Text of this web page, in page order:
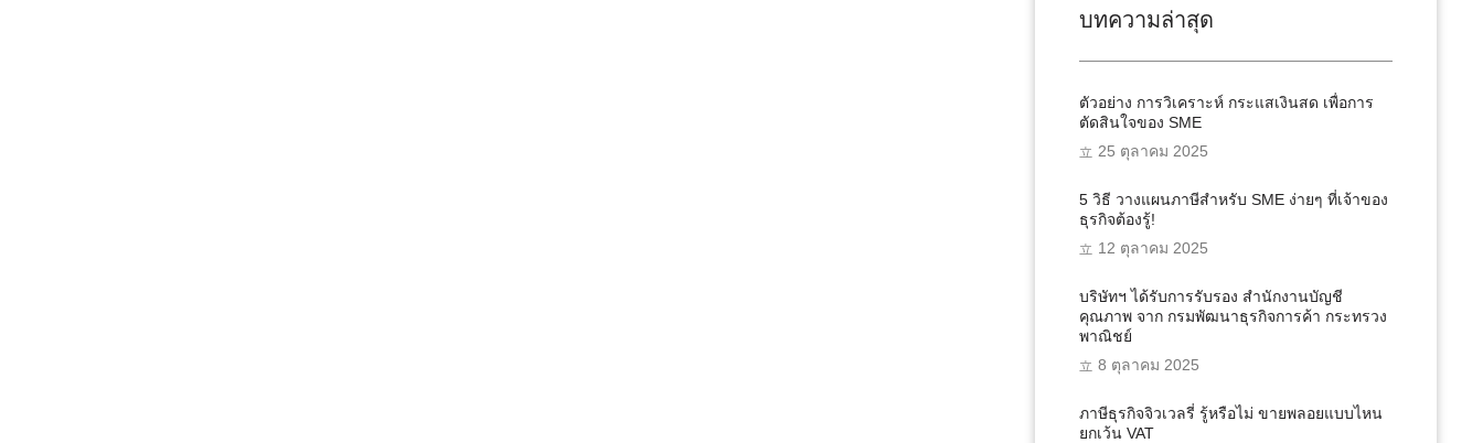
บทความล่าสุด
ตัวอย่าง การวิเคราะห์ กระแสเงินสด เพื่อการ
ตัดสินใจของ SME
25 ตุลาคม 2025
5 วิธี วางแผนภาษีสำหรับ SME ง่ายๆ ที่เจ้าของ
ธุรกิจต้องรู้!
12 ตุลาคม 2025
บริษัทฯ ได้รับการรับรอง สำนักงานบัญชี
คุณภาพ จาก กรมพัฒนาธุรกิจการค้า กระทรวง
พาณิชย์
8 ตุลาคม 2025
ภาษีธุรกิจจิวเวลรี่ รู้หรือไม่ ขายพลอยแบบไหน
ยกเว้น VAT